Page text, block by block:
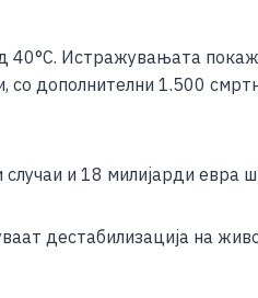
40°C. Истражувањата
со дополнителни 1.500
и 18 милијарди евра
дестабилизација на